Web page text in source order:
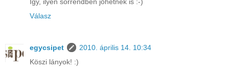
Így, ilyen sorrendben jöhetnek is :-)
Válasz
egycsipet
2010. április 14. 10:34
Köszi lányok! :)